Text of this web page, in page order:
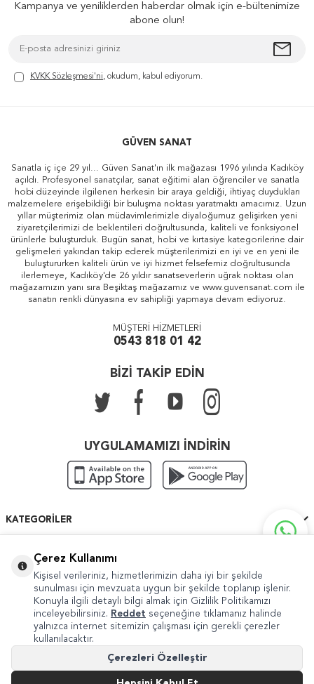
Kampanya ve yeniliklerden haberdar olmak için e-bültenimize
abone olun!
KVKK Sözleşmesi'ni, okudum, kabul ediyorum.
GÜVEN SANAT
Sanatla iç içe 29 yıl... Güven Sanat'ın ilk mağazası 1996 yılında Kadıköy
açıldı. Profesyonel sanatçılar, sanat eğitimi alan öğrenciler ve sanatla
hobi düzeyinde ilgilenen herkesin bir araya geldiği, ihtiyaç duydukları
malzemelere erişebildiği bir buluşma noktası yaratmaktı amacımız. Uzun
yıllar müşterimiz olan müdavimlerimizle diyaloğumuz gelişirken yeni
ziyaretçilerimizi de beklentileri doğrultusunda, kaliteli ve fonksiyonel
ürünlerle buluşturduk. Bugün sanat, hobi ve kırtasiye kategorilerine dair
gelişmeleri yakından takip ederek müşterilerimizi en iyi ve en yeni ile
buluştururken kaliteli ürün ve iyi hizmet felsefemiz doğrultusunda
ilerlemeye, Kadıköy'de 26 yıldır sanatseverlerin uğrak noktası olan
mağazamızın yanı sıra Beşiktaş mağazamız ve www.guvensanat.com ile
sanatın renkli dünyasına ev sahipliği yapmaya devam ediyoruz.
MÜŞTERİ HİZMETLERİ
0543 818 01 42
BİZİ TAKİP EDİN
UYGULAMAMIZI İNDİRİN
KATEGORILER
HIZLI ERIŞIM
Copyright © 2022 Güven Sanat
Çerez Kullanımı
Kişisel verileriniz, hizmetlerimizin daha iyi bir şekilde
sunulması için mevzuata uygun bir şekilde toplanıp işlenir.
Konuyla ilgili detaylı bilgi almak için Gizlilik Politikamızı
inceleyebilirsiniz. Reddet seçeneğine tıklamanız halinde
yalnızca internet sitemizin çalışması için gerekli çerezler
kullanılacaktır.
Çerezleri Özelleştir